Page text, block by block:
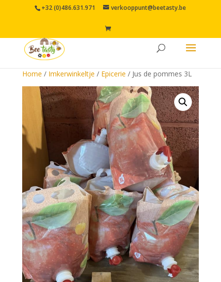
+32 (0)486.631.971 verkooppunt@beetasty.be
Home / Imkerwinkeltje / Epicerie / Jus de pommes 3L